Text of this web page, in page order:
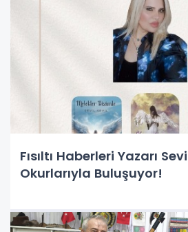
Fısıltı Haberleri Yazarı
Okurlarıyla Buluşuyor!